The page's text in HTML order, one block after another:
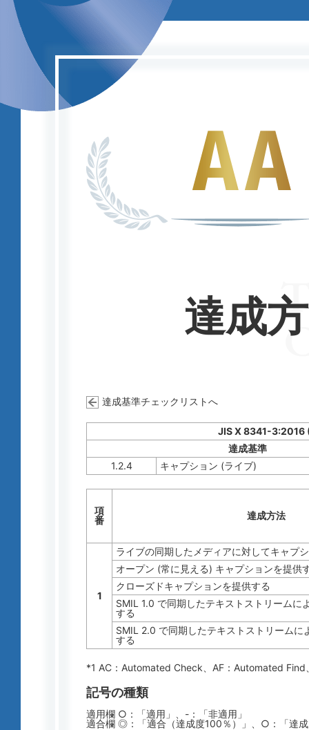
達成
達成基準チェックリストへ
JIS X 8341-
達成基準
1.2.4
キャプション (ライブ)
項
番
達成方法
1
ライブの同期したメディアに対してキャプ
オープン (常に見える) キャプションを提供
クローズドキャプションを提供する
SMIL 1.0 で同期したテキストストリームに
する
SMIL 2.0 で同期したテキストストリームに
する
*1 AC： Automated Check 、AF： Automated Find
記号の種類
適用欄 ○：「適用」、-：「非適用」
適合欄 ◎：「適合（達成度100％）」、○：「達